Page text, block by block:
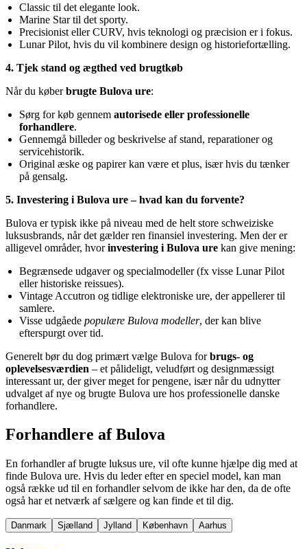
Classic til det elegante look.
Marine Star til det sporty.
Precisionist eller CURV, hvis teknologi og præcision er i fokus.
Lunar Pilot, hvis du vil kombinere design og historiefortælling.
4. Tjek stand og ægthed ved brugtkøb
Når du køberbrugte Bulova ure:
Sørg for køb gennem autorisede eller professionelle
forhandlere.
Gennemgå billeder og beskrivelse af stand, reparationer og
servicehistorik.
Original æske og papirer kan være et plus, især hvis du tænker
på gensalg.
5. Investering i Bulova ure – hvad kan du forvente?
Bulova er typisk ikke på niveau med de helt store schweiziske
luksusbrands, når det gælder ren finansiel investering. Men der er
alligevel områder, hvorinvestering i Bulova ure kan give mening:
Begrænsede udgaver og specialmodeller (fx visse Lunar Pilot
eller historiske reissues).
Vintage Accutron og tidlige elektroniske ure, der appellerer til
samlere.
Visse udgåede populære Bulova modeller, der kan blive
efterspurgt over tid.
Generelt bør du dog primært vælge Bulova forbrugs- og
oplevelsesværdien – et pålideligt, veludført og designmæssigt
interessant ur, der giver meget for pengene, især når du udnytter
udvalget af nye og brugte Bulova ure hos professionelle danske
forhandlere.
Forhandlere af Bulova
En forhandler af brugte luksus ure, vil ofte kunne hjælpe dig med at
finde Bulova ure. Hvis du leder efter en speciel model, kan man
også række ud til en forhandler selvom de ikke har den, da de ofte
også har et netværk af sælgere og kan finde et til dig.
Danmark Sjælland Jylland København Aarhus